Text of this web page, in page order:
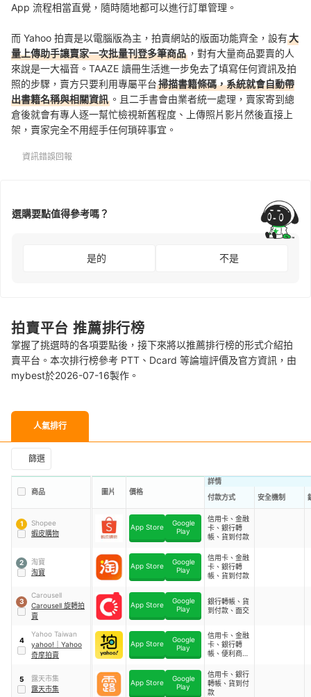
App 流程相當直覺，隨時隨地都可以進行訂單管理。
而 Yahoo 拍賣是以電腦版為主，拍賣網站的版面功能齊全，設有大
量上傳助手讓賣家一次批量刊登多筆商品 ，對有大量商品要賣的人
來說是一大福音。TAAZE 讀冊生活進一步免去了填寫任何資訊及拍
照的步驟，賣方只要利用專屬平台掃描書籍條碼，系統就會自動帶
出書籍名稱與相關資訊 。且二手書會由業者統一處理，賣家寄到總
倉後就會有專人逐一幫忙檢視新舊程度、上傳照片影片然後直接上
架，賣家完全不用經手任何瑣碎事宜。
資訊錯誤回報
選購要點值得參考嗎？
是的 不是
拍賣平台 推薦排行榜
掌握了挑選時的各項要點後，接下來將以推薦排行榜的形式介紹拍
賣平台。本次排行榜參考 PTT、Dcard 等論壇評價及官方資訊，由
mybest於2026-07-16製作。
人氣排行
篩選
商品 圖片 價格
詳情
付款方式
安全機制
1
Shopee
蝦皮購物
App Store
Google
Play
信用卡、金融
卡、銀行轉
帳、貨到付款
2
淘寶
淘寶
App Store
Google
Play
信用卡、金融
卡、銀行轉
帳、貨到付款
3
Carousell
Carousell 旋轉拍
賣
App Store
Google
Play
銀行轉帳、貨
到付款、面交
4
Yahoo Taiwan
yahoo!
Yahoo
奇摩拍‪賣
App Store
Google
Play
信用卡、金融
卡、銀行轉
帳、便利商店
到付款
5
露天市集
露天市集
App Store
Google
Play
信用卡、銀行
轉帳、貨到付
款